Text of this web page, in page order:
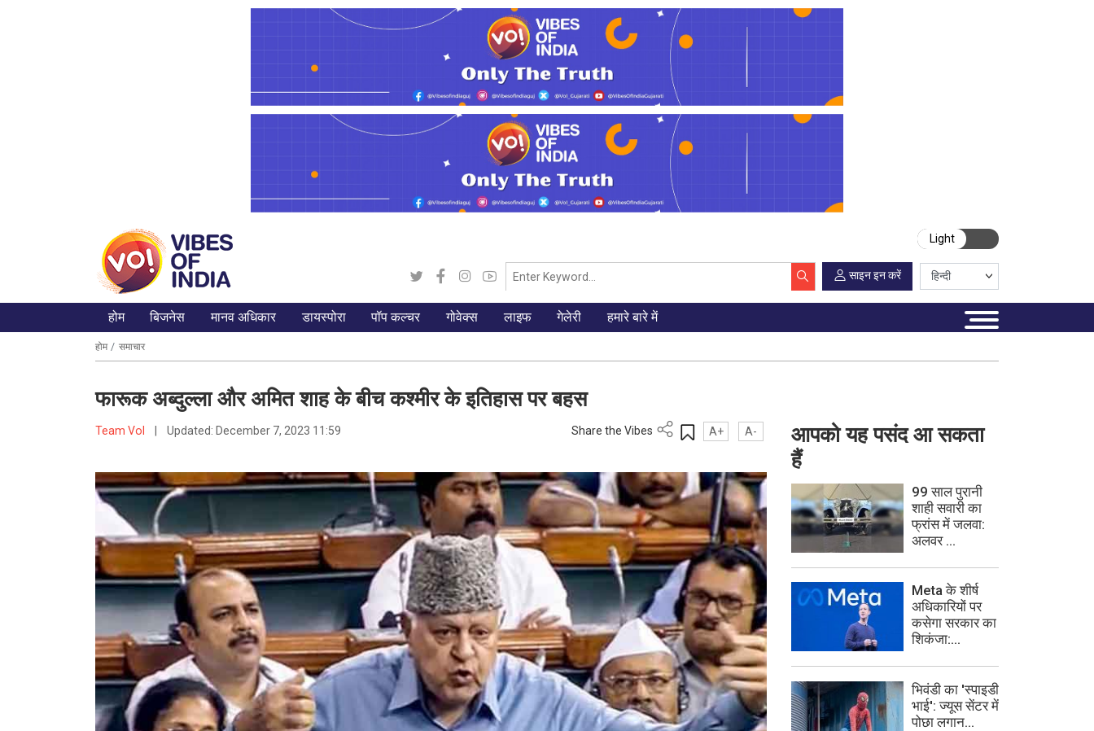
Light
साइन इन करें
होम बिजनेस मानव अधिकार डायस्पोरा पॉप कल्चर गोवेक्स लाइफ गेलेरी हमारे बारे में
होम समाचार
फारूक अब्दुल्ला और अमित शाह के बीच कश्मीर के इतिहास पर बहस
Team VoI Updated: December 7, 2023 11:59 Share the Vibes A+ A-
आपको यह पसंद आ सकता
हैं
99 साल पुरानी
शाही सवारी का
फ्रांस में जलवा:
अलवर ...
Meta के शीर्ष
अधिकारियों पर
कसेगा सरकार का
शिकंजा:...
भिवंडी का 'स्पाइडी
भाई': ज्यूस सेंटर में
पोछा लगान...